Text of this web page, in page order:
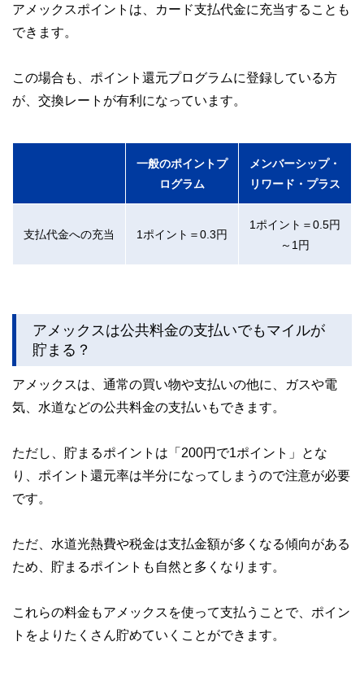
アメックスポイントは、カード支払代金に充当することも
できます。
この場合も、ポイント還元プログラムに登録している方
が、交換レートが有利になっています。
一般のポイントプ
ログラム
メンバーシップ・
リワード・プラス
支払代金への充当 1ポイント＝0.3円
1ポイント＝0.5円
～1円
アメックスは公共料金の支払いでもマイルが
貯まる？
アメックスは、通常の買い物や支払いの他に、ガスや電
気、水道などの公共料金の支払いもできます。
ただし、貯まるポイントは「200円で1ポイント」とな
り、ポイント還元率は半分になってしまうので注意が必要
です。
ただ、水道光熱費や税金は支払金額が多くなる傾向がある
ため、貯まるポイントも自然と多くなります。
これらの料金もアメックスを使って支払うことで、ポイン
トをよりたくさん貯めていくことができます。